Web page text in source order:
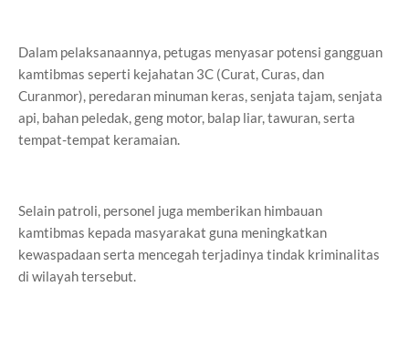
Dalam pelaksanaannya, petugas menyasar potensi gangguan
kamtibmas seperti kejahatan 3C (Curat, Curas, dan
Curanmor), peredaran minuman keras, senjata tajam, senjata
api, bahan peledak, geng motor, balap liar, tawuran, serta
tempat-tempat keramaian.
Selain patroli, personel juga memberikan himbauan
kamtibmas kepada masyarakat guna meningkatkan
kewaspadaan serta mencegah terjadinya tindak kriminalitas
di wilayah tersebut.